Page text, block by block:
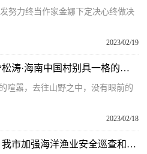
努力终当作家金娜下定决心终做决
2023/02/19
观热点：打卡好去处！云舍松涛·海南中国村别具一格的魅力，你get到了吗？
喧嚣，去往山野之中，没有眼前的
2023/02/18
世界消息！聚焦博鳌年会丨我市加强海洋渔业安全巡查和执法宣传